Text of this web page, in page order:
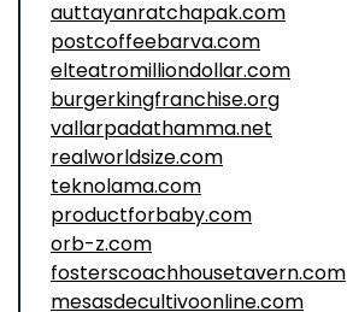
auttayanratchapak.com
postcoffeebarva.com
elteatromilliondollar.com
burgerkingfranchise.org
vallarpadathamma.net
realworldsize.com
teknolama.com
productforbaby.com
orb-z.com
fosterscoachhousetavern.com
mesasdecultivoonline.com